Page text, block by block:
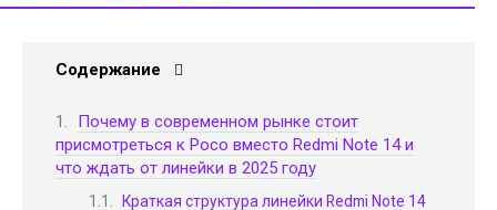
Содержание
Почему в современном рынке стоит
присмотреться к Poco вместо Redmi Note 14 и
что ждать от линейки в 2025 году
Краткая структура линейки Redmi Note 14